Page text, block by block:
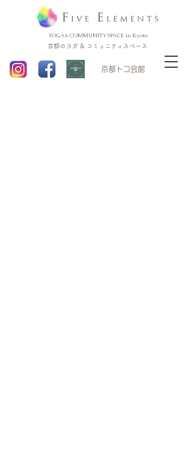
YOGA & COMMUNITY SPACE in Kyoto
​京都トコ会館
京都のヨガ & コミュニティスペース